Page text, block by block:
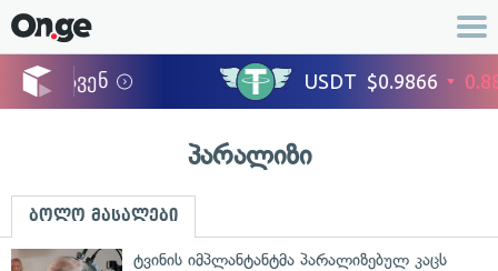
პარალიზი
ბოლო მასალები
ტვინის იმპლანტანტმა პარალიზებულ კაცს